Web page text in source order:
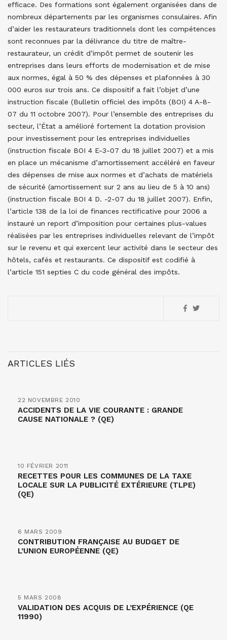
efficace. Des formations sont également organisées dans de
nombreux départements par les organismes consulaires. Afin
d’aider les restaurateurs traditionnels dont les compétences
sont reconnues par la délivrance du titre de maître-
restaurateur, un crédit d’impôt permet de soutenir les
entreprises dans leurs efforts de modernisation et de mise
aux normes, égal à 50 % des dépenses et plafonnées à 30
000 euros sur trois ans. Ce dispositif a fait l’objet d’une
instruction fiscale (Bulletin officiel des impôts (BOI) 4 A-8-
07 du 11 octobre 2007). Pour l’ensemble des entreprises du
secteur, l’État a amélioré fortement la dotation provision
pour investissement pour les entreprises individuelles
(instruction fiscale BOI 4 E-3-07 du 18 juillet 2007) et a mis
en place un mécanisme d’amortissement accéléré en faveur
des dépenses de mise aux normes et d’achats de matériels
de sécurité (amortissement sur 2 ans au lieu de 5 à 10 ans)
(instruction fiscale BOI 4 D. -2-07 du 18 juillet 2007). Enfin,
l’article 138 de la loi de finances rectificative pour 2006 a
instauré un report d’imposition pour certaines plus-values
réalisées par les entreprises individuelles relevant de l’impôt
sur le revenu et qui exercent leur activité dans le secteur des
hôtels, cafés et restaurants. Ce dispositif est codifié à
l’article 151 septies C du code général des impôts.
ARTICLES LIÉS
22 NOVEMBRE 2010
ACCIDENTS DE LA VIE COURANTE : GRANDE
CAUSE NATIONALE ? (QE)
10 FÉVRIER 2011
RECETTES POUR LES COMMUNES DE LA TAXE
LOCALE SUR LA PUBLICITÉ EXTÉRIEURE (TLPE)
(QE)
6 MARS 2009
CONTRIBUTION FRANÇAISE AU BUDGET DE
L’UNION EUROPÉENNE (QE)
5 MARS 2008
VALIDATION DES ACQUIS DE L’EXPÉRIENCE (QE
11990)